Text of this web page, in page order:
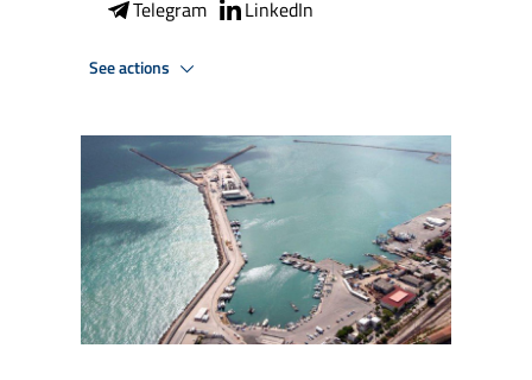
Telegram
LinkedIn
See actions